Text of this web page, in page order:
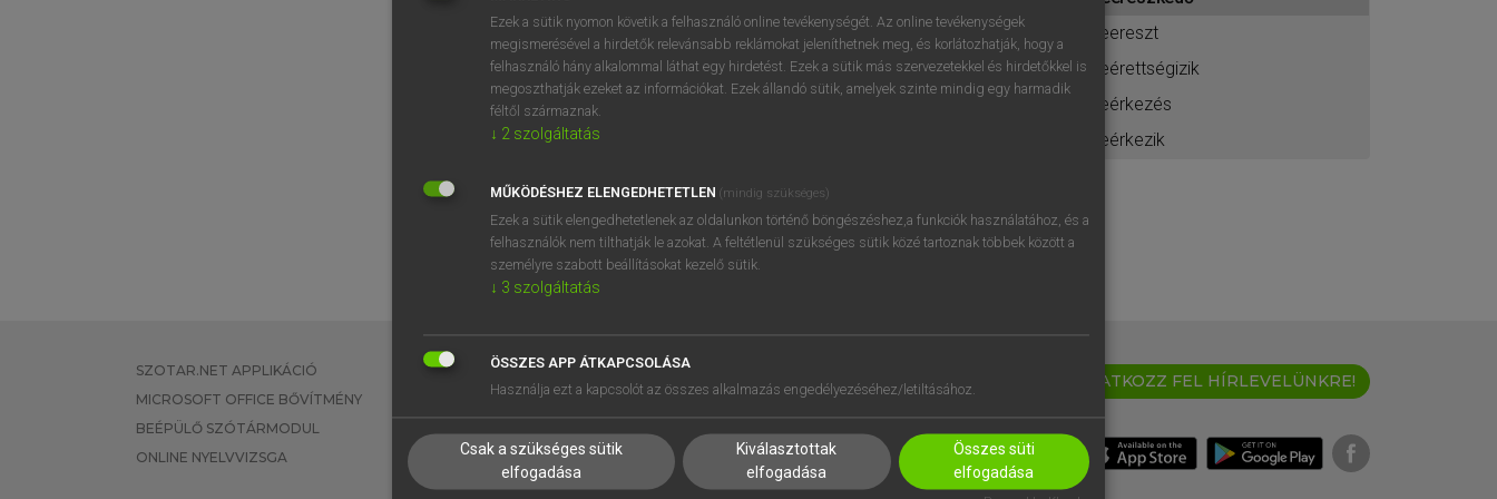
BELÉPÉS
próbaverziójának elindításához
regisztrálok ésbelépek.
REGISZTRÁCIÓ
leereszt
leérettségizik
leérkezés
leérkezik
SZOTAR.NET APPLIKÁCIÓ
MICROSOFT OFFICE BŐVÍTMÉNY
BEÉPÜLŐ SZÓTÁRMODUL
ONLINE NYELVVIZSGA
EGYÉNI FELHASZNÁLÓKNAK
TANULÓKNAK
VÁLLALATI MEGOLDÁSOK
SÚGÓ
RÓLUNK
SÜTI BEÁLLÍTÁSOK
IRATKOZZ FEL HÍRLEVELÜNKRE!
Ezek a sütik nyomon követik a felhasználó online tevékenységét. Az online tevékenységek
megismerésével a hirdetők relevánsabb reklámokat jeleníthetnek meg, és korlátozhatják, hogy a
felhasználó hány alkalommal láthat egy hirdetést. Ezek a sütik más szervezetekkel és hirdetőkkel is
megoszthatják ezeket az információkat. Ezek állandó sütik, amelyek szinte mindig egy harmadik
féltől származnak.
↓ 2 szolgáltatás
MŰKÖDÉSHEZ ELENGEDHETETLEN (mindig szükséges)
Ezek a sütik elengedhetetlenek az oldalunkon történő böngészéshez,a funkciók használatához, és a
felhasználók nem tilthatják le azokat. A feltétlenül szükséges sütik közé tartoznak többek között a
személyre szabott beállításokat kezelő sütik.
↓ 3 szolgáltatás
ÖSSZES APP ÁTKAPCSOLÁSA
Használja ezt a kapcsolót az összes alkalmazás engedélyezéséhez/letiltásához.
Csak a szükséges sütik
elfogadása
Kiválasztottak
elfogadása
Összes süti
elfogadása